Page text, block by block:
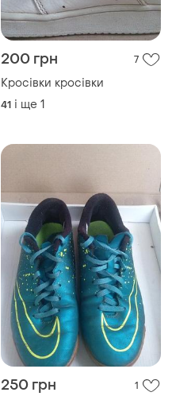
200 грн 7
Кросівки кросівки
41 і ще 1
250 грн 1